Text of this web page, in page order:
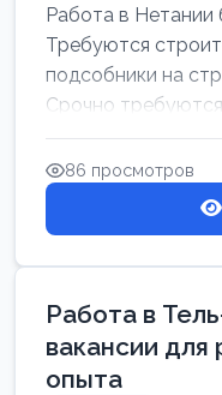
Работа в Нетании
Требуются
подсобники на
Срочно требуются
86 просмотров
Работа в
вакансии для
опыта